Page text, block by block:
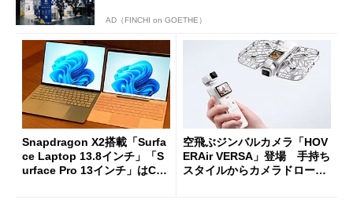
AD（FINCHI on GOETHE）
Snapdragon X2搭載「Surfa
ce Laptop 13.8インチ」「S
urface Pro 13インチ」はCop
空飛ぶジンバルカメラ「HOV
ERAir VERSA」登場 手持ち
スタイルからカメラドローン